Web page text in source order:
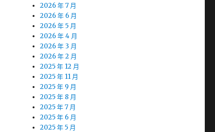
2026 年 7 月
2026 年 6 月
2026 年 5 月
2026 年 4 月
2026 年 3 月
2026 年 2 月
2025 年 12 月
2025 年 11 月
2025 年 9 月
2025 年 8 月
2025 年 7 月
2025 年 6 月
2025 年 5 月